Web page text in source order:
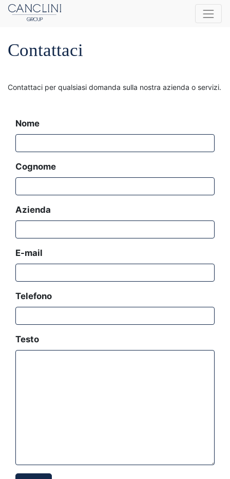
Contattaci
Contattaci per qualsiasi domanda sulla nostra azienda o servizi.
Nome
Cognome
Azienda
E-mail
Telefono
Testo